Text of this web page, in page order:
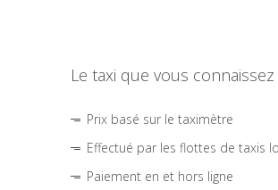
Le taxi que vous connaissez
Prix basé sur le taximètre
Effectué par les flottes de taxis
Paiement en et hors ligne